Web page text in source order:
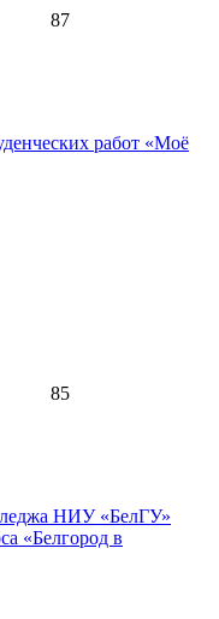
87
работ «Моё
85
НИУ «БелГУ»
«Белгород в